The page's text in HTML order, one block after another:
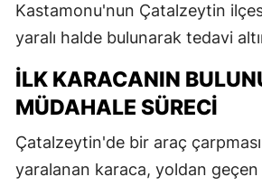
Kastamonu'nun Çatalzeytin
yaralı halde bulunarak tedavi
İLK KARACANIN
MÜDAHALE SÜRECI
Çatalzeytin'de bir araç
yaralanan karaca, yoldan